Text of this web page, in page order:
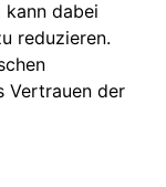
kann dabei
reduzieren.
Vertrauen der